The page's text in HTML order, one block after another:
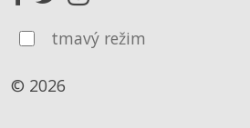
tmavý režim
© 2026